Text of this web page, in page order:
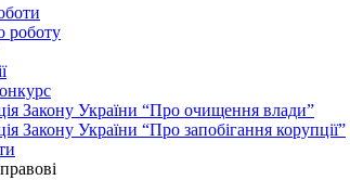
роботу
Закону України “Про очищення влади”
Закону України “Про запобігання корупції”